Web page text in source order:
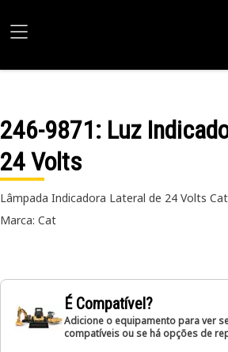
246-9871: Luz
24 Volts
Lâmpada Indicadora Lateral de 24 Volts
Marca: Cat
É Compatível?
Adicione o equipamento para ver
compatíveis ou se há opções de